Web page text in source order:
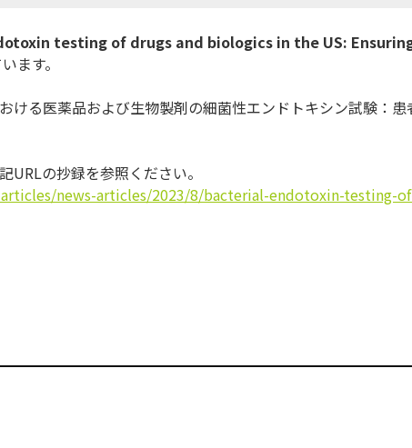
testing of drugs and biologics in the US:
ます。
ける医薬品および生物製剤の細菌性エンドトキシン試験： 患
URLの抄録を参照ください。
articles/news-articles/2023/8/bacterial-endotoxin-testing-